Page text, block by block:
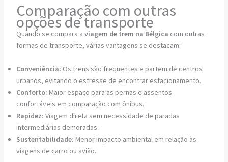
Comparação com outras
opções de transporte
Quando se compara a viagem de trem na Bélgica com outras
formas de transporte, várias vantagens se destacam:
Conveniência: Os trens são frequentes e partem de centros
urbanos, evitando o estresse de encontrar estacionamento.
Conforto: Maior espaço para as pernas e assentos
confortáveis em comparação com ônibus.
Rapidez: Viagem direta sem necessidade de paradas
intermediárias demoradas.
Sustentabilidade: Menor impacto ambiental em relação às
viagens de carro ou avião.